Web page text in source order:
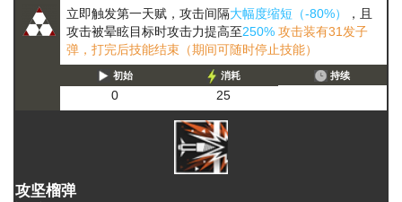
立即触发第一天赋，攻击间隔大幅度缩短（-80%）
，且
攻击被晕眩目标时攻击力提高至250% 攻击装有31发子
弹，打完后技能结束（期间可随时停止技能）
初始
0
消耗
25
持续
攻坚榴弹